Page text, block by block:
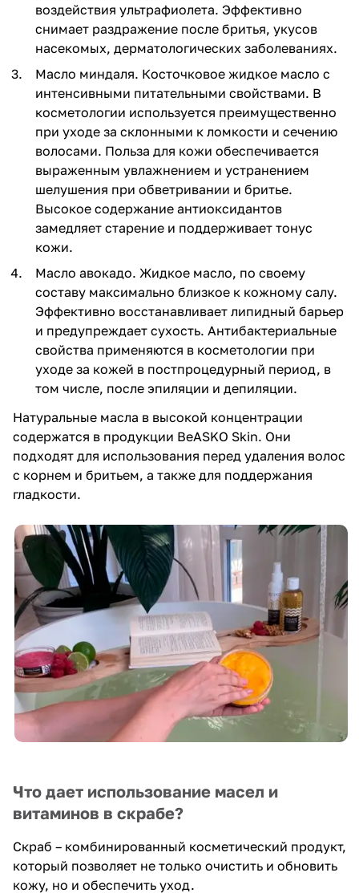
воздействия ультрафиолета. Эффективно
снимает раздражение после бритья, укусов
насекомых, дерматологических заболеваниях.
Масло миндаля. Косточковое жидкое масло с
интенсивными питательными свойствами. В
косметологии используется преимущественно
при уходе за склонными к ломкости и сечению
волосами. Польза для кожи обеспечивается
выраженным увлажнением и устранением
шелушения при обветривании и бритье.
Высокое содержание антиоксидантов
замедляет старение и поддерживает тонус
кожи.
Масло авокадо. Жидкое масло, по своему
составу максимально близкое к кожному салу.
Эффективно восстанавливает липидный барьер
и предупреждает сухость. Антибактериальные
свойства применяются в косметологии при
уходе за кожей в постпроцедурный период, в
том числе, после эпиляции и депиляции.
Натуральные масла в высокой концентрации
содержатся в продукции BeASKO Skin. Они
подходят для использования перед удаления волос
с корнем и бритьем, а также для поддержания
гладкости.
Что дает использование масел и
витаминов в скрабе?
Скраб – комбинированный косметический продукт,
который позволяет не только очистить и обновить
кожу, но и обеспечить уход.